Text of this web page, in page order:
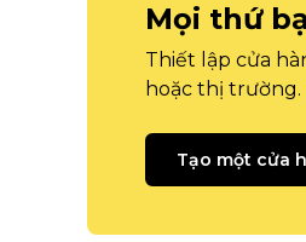
Mọi thứ
Thiết lập cửa
hoặc thị trường.
Tạo một cửa